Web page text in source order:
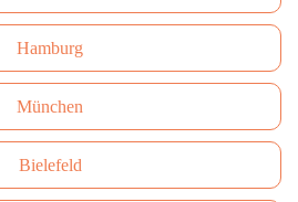
Hamburg
München
Bielefeld